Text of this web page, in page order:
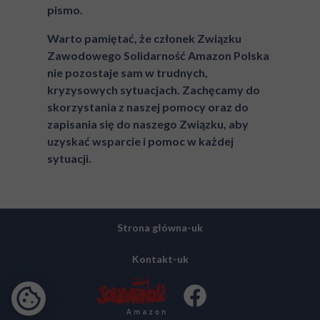
pismo.
Warto pamiętać, że członek Związku
Zawodowego Solidarność Amazon Polska
nie pozostaje sam w trudnych,
kryzysowych sytuacjach. Zachęcamy do
skorzystania z naszej pomocy oraz do
zapisania się do naszego Związku, aby
uzyskać wsparcie i pomoc w każdej
sytuacji.
Strona główna-uk
Kontakt-uk